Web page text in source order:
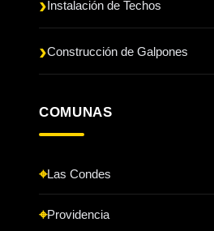
Instalación de Techos
Construcción de Galpones
COMUNAS
Las Condes
Providencia